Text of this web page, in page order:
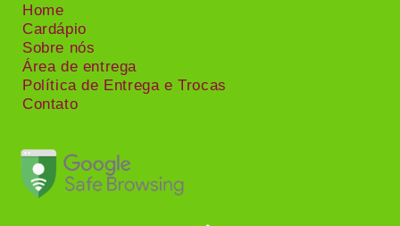
Home
Cardápio
Sobre nós
Área de entrega
Política de Entrega e Trocas
Contato